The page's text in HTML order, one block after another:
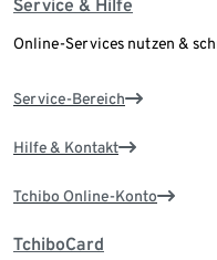
Service & Hilfe
Online-Services nutzen &
Service-Bereich
Hilfe & Kontakt
Tchibo Online-Konto
TchiboCard